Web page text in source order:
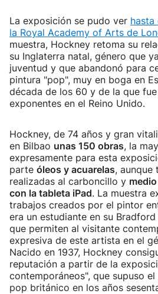
La exposición se pudo ver hasta
la Royal Academy of Arts de
muestra, Hockney retoma su
su Inglaterra natal, género que
juventud y que abandonó para
pintura "pop", muy en boga en
década de los 60 y de la que
exponentes en el Reino Unido.
Hockney, de 74 años y gran
en Bilbao unas 150 obras, la
expresamente para esta
parte óleos y acuarelas, aunque
realizadas al carboncillo y
con la tableta iPad. La muestra
trabajos creados por el pintor
era un estudiante en su
que permiten al visitante
expresiva de este artista en el
Nacido en 1937, Hockney
reputación a partir de la
contemporáneos", que supuso
pop británico en los años